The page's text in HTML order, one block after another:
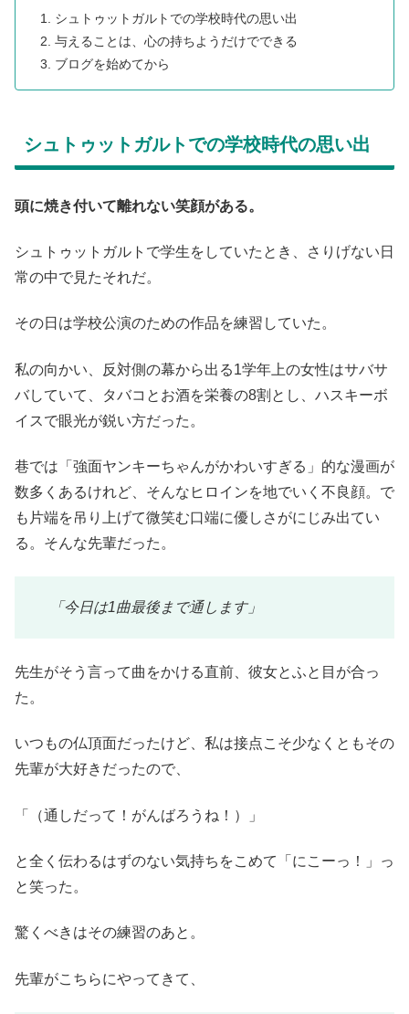
シュトゥットガルトでの学校時代の思い出
与えることは、心の持ちようだけでできる
ブログを始めてから
シュトゥットガルトでの学校時代の思い出
頭に焼き付いて離れない笑顔がある。
シュトゥットガルトで学生をしていたとき、さりげない日
常の中で見たそれだ。
その日は学校公演のための作品を練習していた。
私の向かい、反対側の幕から出る1学年上の女性はサバサ
バしていて、タバコとお酒を栄養の8割とし、ハスキーボ
イスで眼光が鋭い方だった。
巷では「強面ヤンキーちゃんがかわいすぎる」的な漫画が
数多くあるけれど、そんなヒロインを地でいく不良顔。で
も片端を吊り上げて微笑む口端に優しさがにじみ出てい
る。そんな先輩だった。
「今日は1曲最後まで通します」
先生がそう言って曲をかける直前、彼女とふと目が合っ
た。
いつもの仏頂面だったけど、私は接点こそ少なくともその
先輩が大好きだったので、
「（通しだって！がんばろうね！）」
と全く伝わるはずのない気持ちをこめて「にこーっ！」っ
と笑った。
驚くべきはその練習のあと。
先輩がこちらにやってきて、